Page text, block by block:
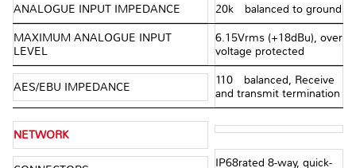
ANALOGUE INPUT IMPEDANCE 20kΩ balanced to ground
MAXIMUM ANALOGUE INPUT
LEVEL
6.15Vrms (+18dBu), over
voltage protected
AES/EBU IMPEDANCE
110Ω balanced, Receive
and transmit termination
NETWORK
IP68rated 8-way, quick-